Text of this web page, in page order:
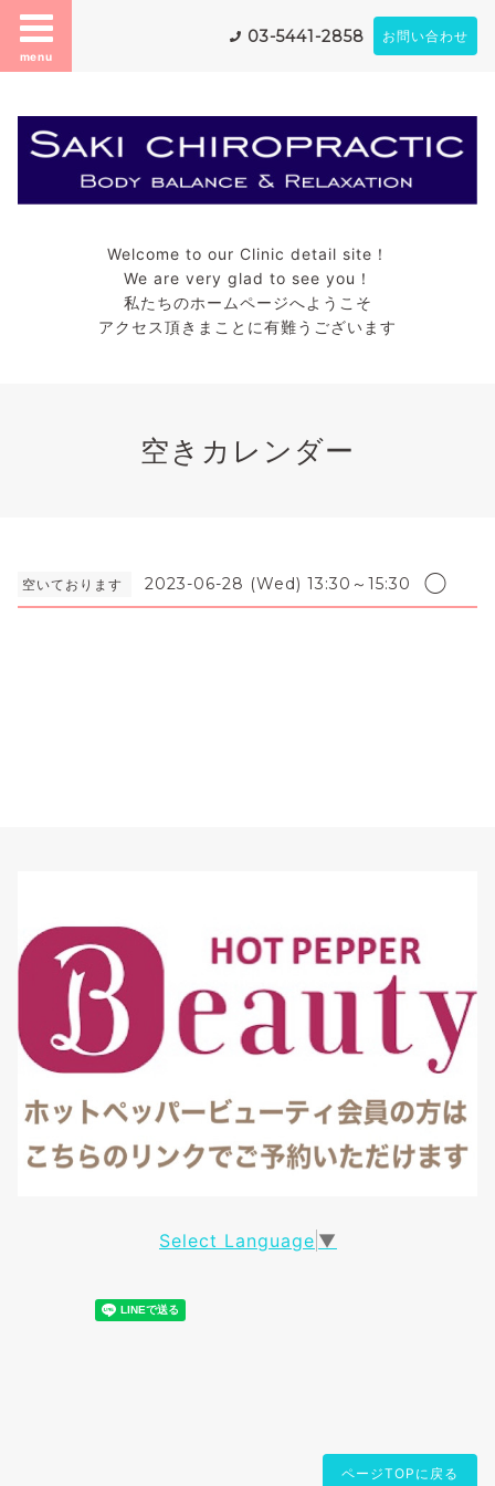
menu
03-5441-2858 お問い合わせ
Welcome to our Clinic detail site！
We are very glad to see you！
私たちのホームページへようこそ
アクセス頂きまことに有難うございます
空きカレンダー
空いております 2023-06-28 (Wed) 13:30～15:30 ◯
Select Language ▼
ページTOPに戻る